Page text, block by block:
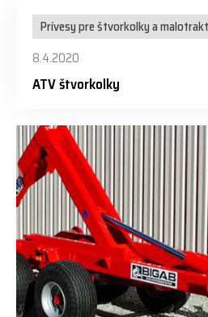
Prívesy pre štvorkolky a
8.4.2020
ATV štvorkolky